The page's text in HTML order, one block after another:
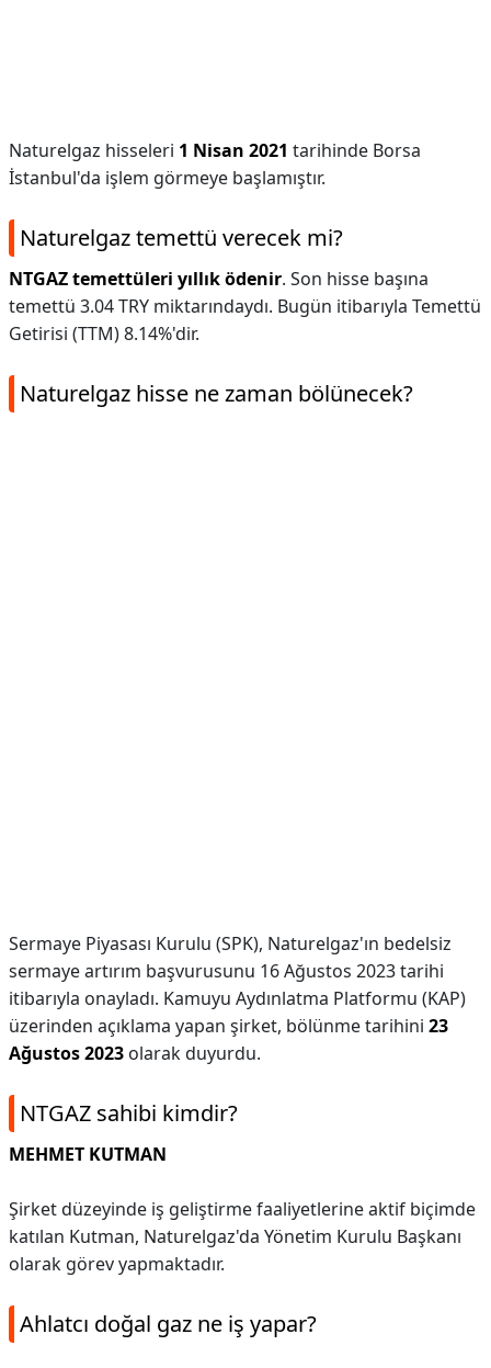
Naturelgaz hisseleri 1 Nisan 2021 tarihinde Borsa
İstanbul'da işlem görmeye başlamıştır.
Naturelgaz temettü verecek mi?
NTGAZ temettüleri yıllık ödenir. Son hisse başına
temettü 3.04 TRY miktarındaydı. Bugün itibarıyla Temettü
Getirisi (TTM) 8.14%'dir.
Naturelgaz hisse ne zaman bölünecek?
Sermaye Piyasası Kurulu (SPK), Naturelgaz'ın bedelsiz
sermaye artırım başvurusunu 16 Ağustos 2023 tarihi
itibarıyla onayladı. Kamuyu Aydınlatma Platformu (KAP)
üzerinden açıklama yapan şirket, bölünme tarihini 23
Ağustos 2023 olarak duyurdu.
NTGAZ sahibi kimdir?
MEHMET KUTMAN
Şirket düzeyinde iş geliştirme faaliyetlerine aktif biçimde
katılan Kutman, Naturelgaz'da Yönetim Kurulu Başkanı
olarak görev yapmaktadır.
Ahlatcı doğal gaz ne iş yapar?